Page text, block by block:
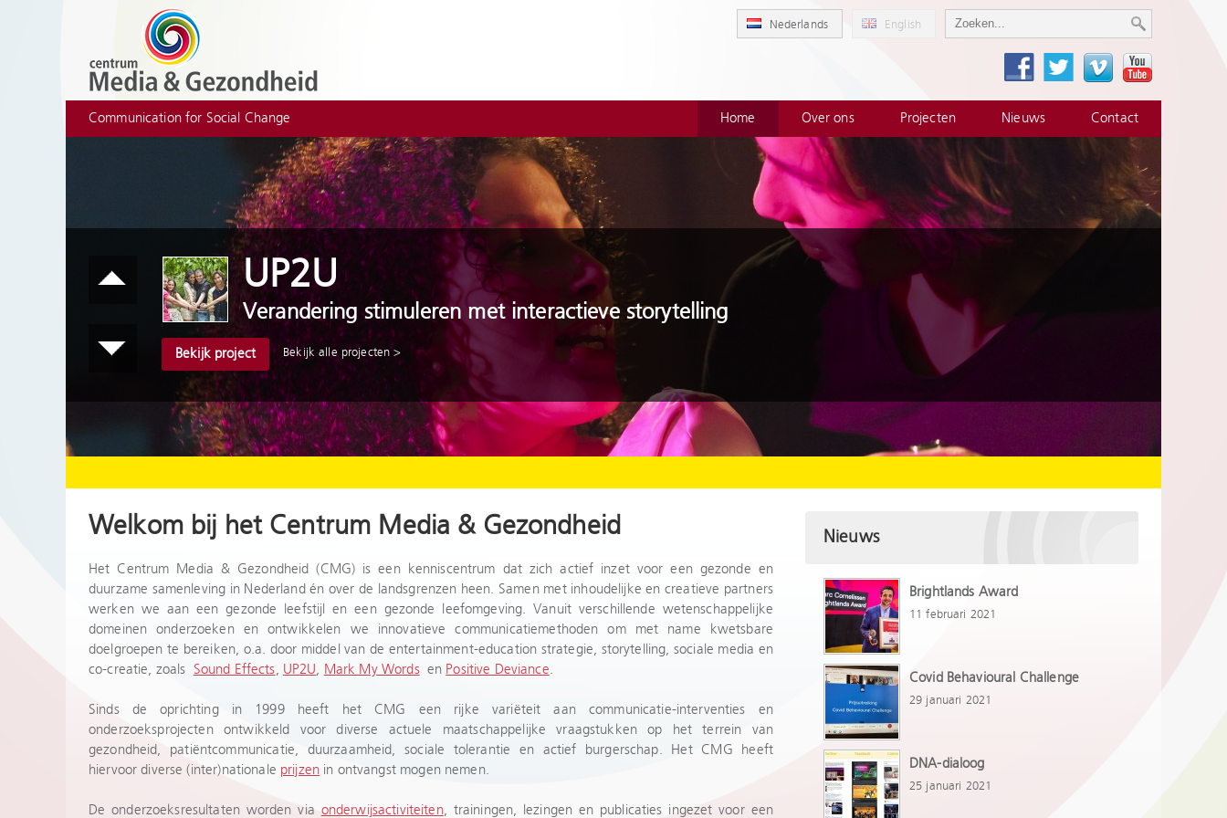
Communication for Social Change Home Over ons Projecten Nieuws Contact
Nederlands English
UP2U
Verandering stimuleren met interactieve storytelling
Bekijk project Bekijk alle projecten >
Welkom bij het Centrum Media & Gezondheid
Het Centrum Media & Gezondheid (CMG) is een kenniscentrum dat zich actief inzet voor een gezonde en
duurzame samenleving in Nederland én over de landsgrenzen heen. Samen met inhoudelijke en creatieve partners
werken we aan een gezonde leefstijl en een gezonde leefomgeving. Vanuit verschillende wetenschappelijke
domeinen onderzoeken en ontwikkelen we innovatieve communicatiemethoden om met name kwetsbare
doelgroepen te bereiken, o.a. door middel van de entertainment-education strategie, storytelling, sociale media en
co-creatie, zoals Sound Effects, UP2U, Mark My Wordsen Positive Deviance.
Sinds de oprichting in 1999 heeft het CMG een rijke variëteit aan communicatie-interventies en
onderzoeksprojecten ontwikkeld voor diverse actuele maatschappelijke vraagstukken op het terrein van
gezondheid, patiëntcommunicatie, duurzaamheid, sociale tolerantie en actief burgerschap. Het CMG heeft
hiervoor diverse (inter)nationale prijzen in ontvangst mogen nemen.
De onderzoeksresultaten worden via onderwijsactiviteiten, trainingen, lezingen en publicaties ingezet voor een
Nieuws
Brightlands Award
11 februari 2021
Covid Behavioural Challenge
29 januari 2021
DNA-dialoog
25 januari 2021